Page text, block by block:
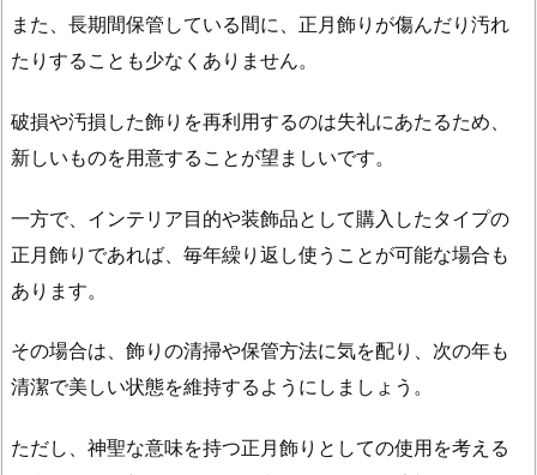
また、長期間保管している間に、正月飾りが傷んだり汚れ
たりすることも少なくありません。
破損や汚損した飾りを再利用するのは失礼にあたるため、
新しいものを用意することが望ましいです。
一方で、インテリア目的や装飾品として購入したタイプの
正月飾りであれば、毎年繰り返し使うことが可能な場合も
あります。
その場合は、飾りの清掃や保管方法に気を配り、次の年も
清潔で美しい状態を維持するようにしましょう。
ただし、神聖な意味を持つ正月飾りとしての使用を考える